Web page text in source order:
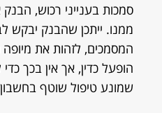
סמכות בענייני רכוש,
ממנו. ייתכן שהבנק יבקש
המסמכים, לזהות את
הופעל כדין, אך אין בכך
שמונע טיפול שוטף